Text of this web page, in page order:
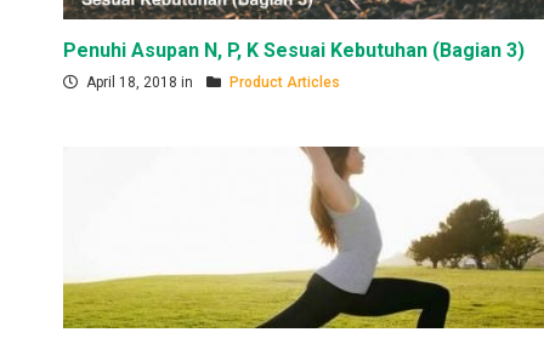
Penuhi Asupan N, P, K Sesuai Kebutuhan (Bagian 3)
April 18, 2018 in Product Articles